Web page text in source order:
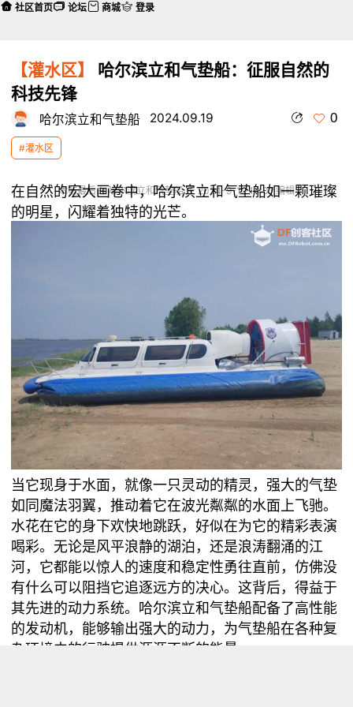
【灌水区】
哈尔滨立和气垫船：征服自然的
科技先锋
哈尔滨立和气垫船 2024.09.19 0
#灌水区
本帖最后由 哈尔滨立和气垫船 于 2024-9-19 14:01 编辑
在自然的宏大画卷中，哈尔滨立和气垫船如一颗璀璨
的明星，闪耀着独特的光芒。
当它现身于水面，就像一只灵动的精灵，强大的气垫
如同魔法羽翼，推动着它在波光粼粼的水面上飞驰。
水花在它的身下欢快地跳跃，好似在为它的精彩表演
喝彩。无论是风平浪静的湖泊，还是浪涛翻涌的江
河，它都能以惊人的速度和稳定性勇往直前，仿佛没
有什么可以阻挡它追逐远方的决心。这背后，得益于
其先进的动力系统。哈尔滨立和气垫船配备了高性能
的发动机，能够输出强大的动力，为气垫船在各种复
杂环境中的行驶提供源源不断的能量。
社区首页 论坛 商城 登录